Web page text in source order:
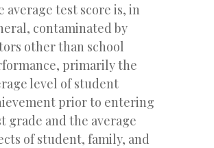
average test score is, in
contaminated by
other than school
primarily the
level of student
prior to entering
grade and the average
of student, family, and